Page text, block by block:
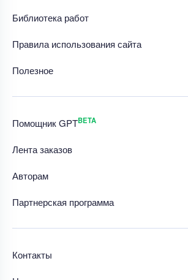
Библиотека работ
Правила использования сайта
Полезное
Помощник GPTBETA
Лента заказов
Авторам
Партнерская программа
Контакты